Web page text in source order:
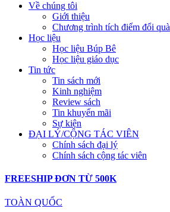
Về chúng tôi
Giới thiệu
Chương trình tích điểm đổi quà
Học liệu
Học liệu Búp Bê
Học liệu giáo dục
Tin tức
Tin sách mới
Kinh nghiệm
Review sách
Tin khuyến mãi
Sự kiện
ĐẠI LÝ/CỘNG TÁC VIÊN
Chính sách đại lý
Chính sách cộng tác viên
FREESHIP ĐƠN TỪ 500K
TOÀN QUỐC